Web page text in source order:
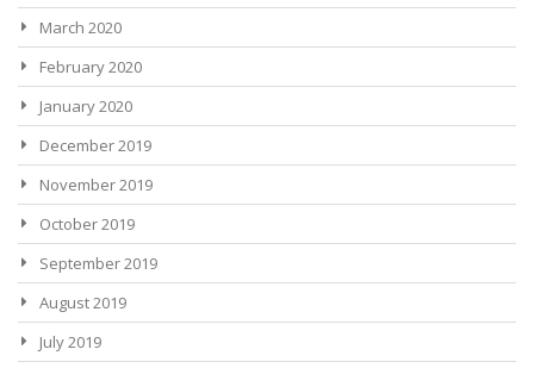
March 2020
February 2020
January 2020
December 2019
November 2019
October 2019
September 2019
August 2019
July 2019